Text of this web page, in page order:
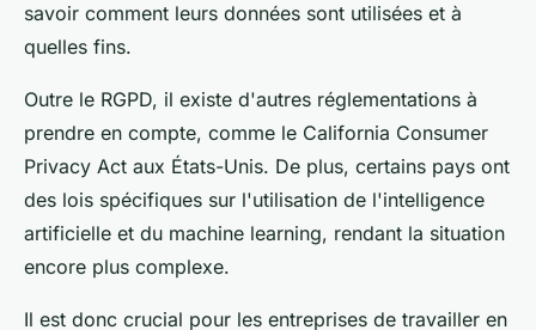
savoir comment leurs données sont utilisées et à
quelles fins.
Outre le RGPD, il existe d'autres réglementations à
prendre en compte, comme le California Consumer
Privacy Act aux États-Unis. De plus, certains pays ont
des lois spécifiques sur l'utilisation de l'intelligence
artificielle et du machine learning, rendant la situation
encore plus complexe.
Il est donc crucial pour les entreprises de travailler en